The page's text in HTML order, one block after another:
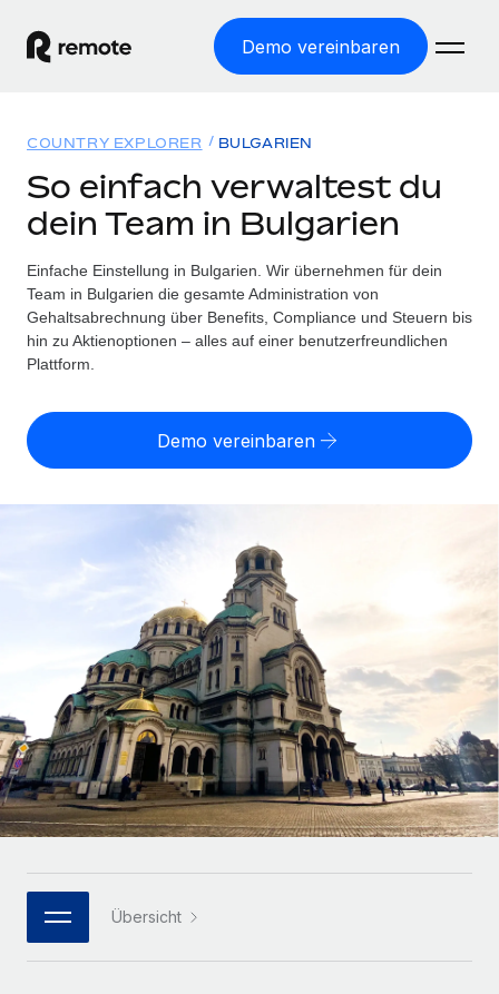
Demo vereinbaren
WELTWEITE BESCHÄFTIGUNG
Globale Payroll
Einfache, rechtssicher Payroll
Employer of Record
Weltweites Wachstum ohne Kosten für Niederlassungen
Contractor of Record
Rechtssichere, weltweite Arbeit mit Freelancer:innen
Globales Onboarding und Verwalten von
Auslagern von komplexen HR-Aufgaben
INFRASTRUKTUR
Remote Embedded
Nahtlose Integration der HR in bestehende Abläufe
Plattform
Integrierte HR-Kernfunktionen für dein Team
MCP
Integrationen
Lösungen
WELTWEITE ABDECKUNG
Country Explorer
Länderspezifische Unterstützung bei der Einstellung
Einfache Einstellung in allen US-Bundesstaaten
WACHSTUMSPHASE
Agile HR- und Payroll-Lösungen für wachsende
Unternehmen
Mittelstand
Maßgeschneiderte HR-Lösungen, um Teams zu
vergrößern
Enterprise
Globale HR für Konzerne und Großunternehmen
PARTNER WERDEN
Flexible Einbettung von Global-HR-Funktionen in deine
Ressourcen
TOOLS UND RECHNER
Scheinselbstständigkeitsrisiko berechnen
Personalkostenrechner
Gesamtbeschäftigungskosten
Honorarzahlungen berechnen
Informationen zu möglichen Währungen und
Abwicklungsfristen für globale Freelancer:innen
LERNEN MIT REMOTE
Forschung und Leitfäden
Fallstudien
HR-Glossar
Bibliothek für Stellenbeschreibungen
Webinare
Preise
Español
Italiano
Português (Portugal)
한국어
COUNTRY EXPLORER BULGARIEN
So einfach verwaltest du
dein Team in Bulgarien
Einfache Einstellung in Bulgarien. Wir übernehmen für dein
Team in Bulgarien die gesamte Administration von
Gehaltsabrechnung über Benefits, Compliance und Steuern bis
hin zu Aktienoptionen – alles auf einer benutzerfreundlichen
Plattform.
Demo vereinbaren
Übersicht